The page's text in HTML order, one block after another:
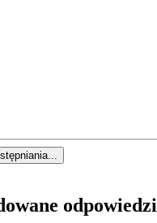
odpowiedzi